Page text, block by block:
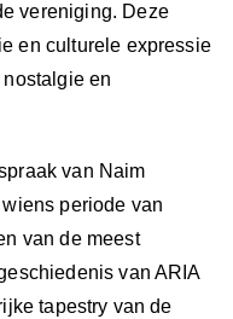
vereniging. Deze
en culturele expressie
en
van Naim
periode van
van de meest
van ARIA
tapestry van de